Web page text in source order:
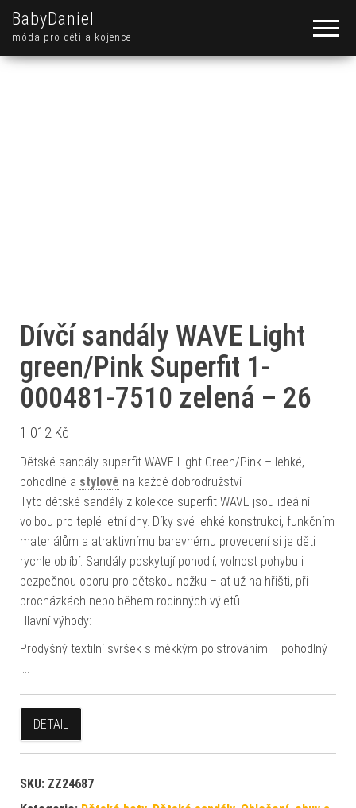
BabyDaniel
móda pro děti a kojence
Dívčí sandály WAVE Light
green/Pink Superfit 1-
000481-7510 zelená – 26
1 012 Kč
Dětské sandály superfit WAVE Light Green/Pink – lehké,
pohodlné a stylové na každé dobrodružství
Tyto dětské sandály z kolekce superfit WAVE jsou ideální
volbou pro teplé letní dny. Díky své lehké konstrukci, funkčním
materiálům a atraktivnímu barevnému provedení si je děti
rychle oblíbí. Sandály poskytují pohodlí, volnost pohybu i
bezpečnou oporu pro dětskou nožku – ať už na hřišti, při
procházkách nebo během rodinných výletů.
Hlavní výhody:
Prodyšný textilní svršek s měkkým polstrováním – pohodlný
i…
DETAIL
SKU: ZZ24687